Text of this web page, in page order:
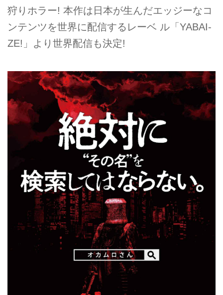
狩りホラー! 本作は日本が生んだエッジーなコ
ンテンツを世界に配信するレーベ ル「YABAI-
ZE!」より世界配信も決定!